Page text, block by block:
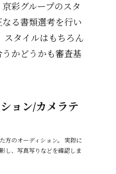
彩グループのスタ
なる書類選考を行い
スタイルはもちろん
かどうかも審査基
ョン/カメラテ
方のオーディション。 実際に
し、写真写りなどを確認しま